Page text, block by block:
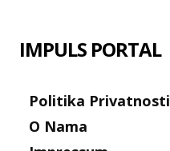
IMPULS PORTAL
Politika Privatnosti
O Nama